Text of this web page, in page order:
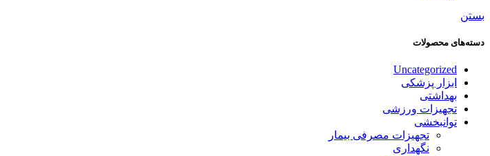
بستن
دسته‌های محصولات
Uncategorized
ابزار پزشکی
بهداشتی
تجهیزات ورزشی
توانبخشی
تجهیزات مصرفی بیمار
نگهداری